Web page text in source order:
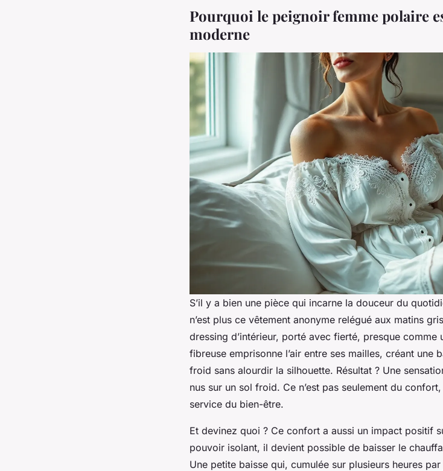
Pourquoi le peignoir femme polaire
moderne
S’il y a bien une pièce qui incarne la douceur du
n’est plus ce vêtement anonyme relégué aux matins
dressing d’intérieur, porté avec fierté, presque comme
fibreuse emprisonne l’air entre ses mailles, créant une
froid sans alourdir la silhouette. Résultat ? Une
nus sur un sol froid. Ce n’est pas seulement du
service du bien-être.
Et devinez quoi ? Ce confort a aussi un impact positif
pouvoir isolant, il devient possible de baisser le
Une petite baisse qui, cumulée sur plusieurs heures